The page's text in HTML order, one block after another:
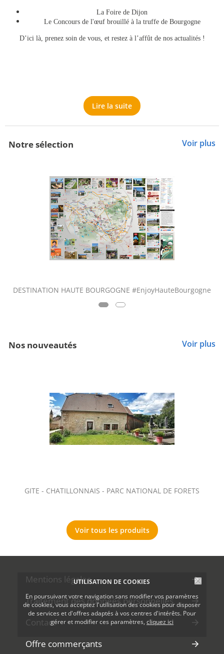
UTILISATION DE COOKIES
En poursuivant votre navigation sans modifier vos paramètres
de cookies, vous acceptez l'utilisation des cookies pour disposer
de services et d'offres adaptés à vos centres d'intérêts. Pour
gérer et modifier ces paramètres, cliquez ici
La Foire de Dijon
Le Concours de l'œuf brouillé à la truffe de Bourgogne
D’ici là, prenez soin de vous, et restez à l’affût de nos actualités !
Lire la suite
Notre sélection Voir plus
DESTINATION HAUTE BOURGOGNE #EnjoyHauteBourgogne
Nos nouveautés Voir plus
GITE - CHATILLONNAIS - PARC NATIONAL DE FORETS
Voir tous les produits
Mentions légales
Traitement des données personnelles
Contact
Offre commerçants